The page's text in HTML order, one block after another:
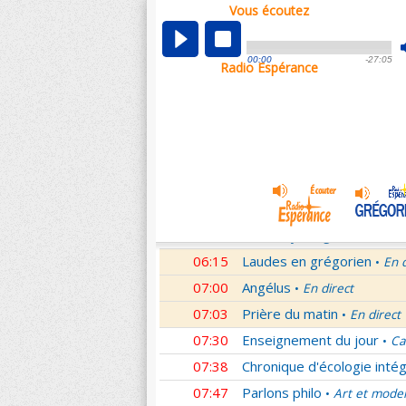
Vous écoutez
00:00 -27:05
Radio Espérance
00:02
01:00 Hymne acathiste à la
01:48 Méditation en Eglise
Les conférences de la
A l'écoute de Pierre
Rencontre • Père Pierre Le
06:15 Laudes en grégorien • En
07:00 Angélus • En direct
07:03 Prière du matin • En direct
07:30 Enseignement du jour •
07:38 Chronique d'écologie
07:47 Parlons philo • Art et